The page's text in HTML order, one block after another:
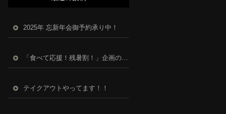
2025年 忘新年会御予約承り中！
「食べて応援！残暑割！」企画のお知らせ
テイクアウトやってます！！